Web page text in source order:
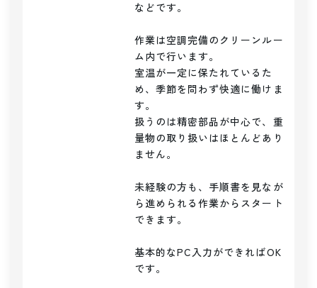
などです。
作業は空調完備のクリーンルー
ム内で行います。
室温が一定に保たれているた
め、季節を問わず快適に働けま
す。
扱うのは精密部品が中心で、重
量物の取り扱いはほとんどあり
ません。
未経験の方も、手順書を見なが
ら進められる作業からスタート
できます。
基本的なPC入力ができればOK